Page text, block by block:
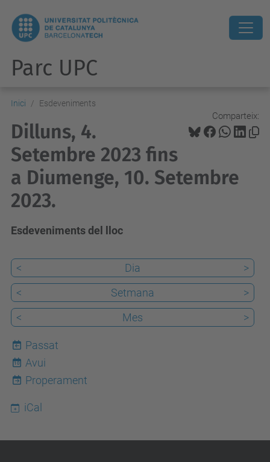
Parc UPC
Inici Esdeveniments
Comparteix:
Dilluns, 4.
Setembre 2023 fins
a Diumenge, 10. Setembre
2023.
Esdeveniments del lloc
< Dia
>
<
Setmana
>
<
Mes >
Passat
10
Avui
Properament
iCal